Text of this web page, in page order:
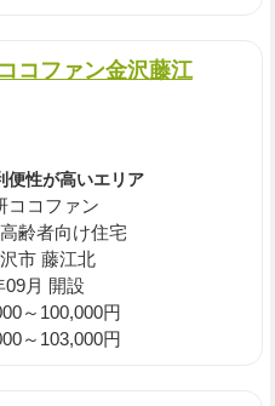
コファン金沢藤江
便性が高いエリア
ココファン
齢者向け住宅
市 藤江北
09月 開設
～100,000円
～103,000円